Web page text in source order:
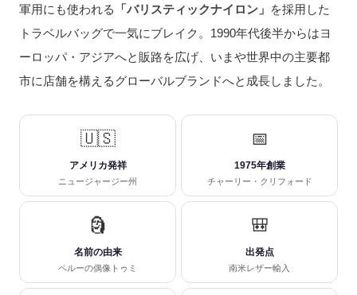
軍用にも使われる
「バリスティックナイロン」 を採用した
トラベルバッグで一気にブレイク。1990年代後半からはヨ
ーロッパ・アジアへと販路を広げ、いまや世界中の主要都
市に店舗を構えるグローバルブランドへと成長しました。
🇺🇸
アメリカ発祥
ニュージャージー州
📅
1975年創業
チャーリー・クリフォード
🗿
名前の由来
ペルーの偶像トゥミ
🎒
出発点
南米レザー輸入